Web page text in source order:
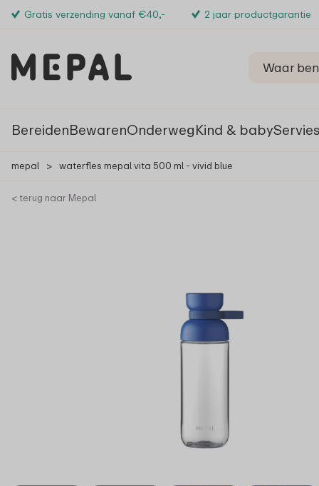
Gratis verzending vanaf €40,- 2 jaar productgarantie
BereidenBewarenOnderwegKind & babyServies
mepal > waterfles mepal vita 500 ml - vivid blue
< terug naar Mepal